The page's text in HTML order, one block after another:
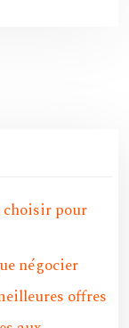
pour
négocier
offres